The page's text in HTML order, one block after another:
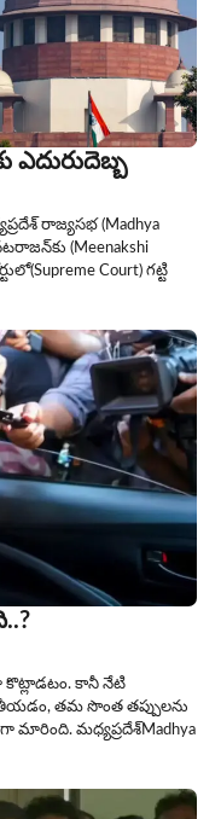
ఎదురుదెబ్బ
రాజ్యసభ (Madhya
(Meenakshi
Court) గట్టి
కానీ నేటి
తమ సొంత తప్పులను
మారింది. మధ్యప్రదేశ్Madhya